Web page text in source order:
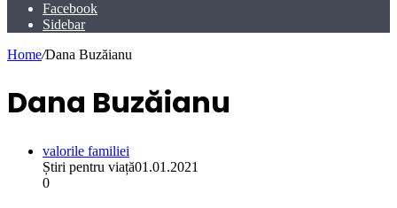
Facebook
Sidebar
Home/Dana Buzăianu
Dana Buzăianu
valorile familiei
Știri pentru viață01.01.2021
0